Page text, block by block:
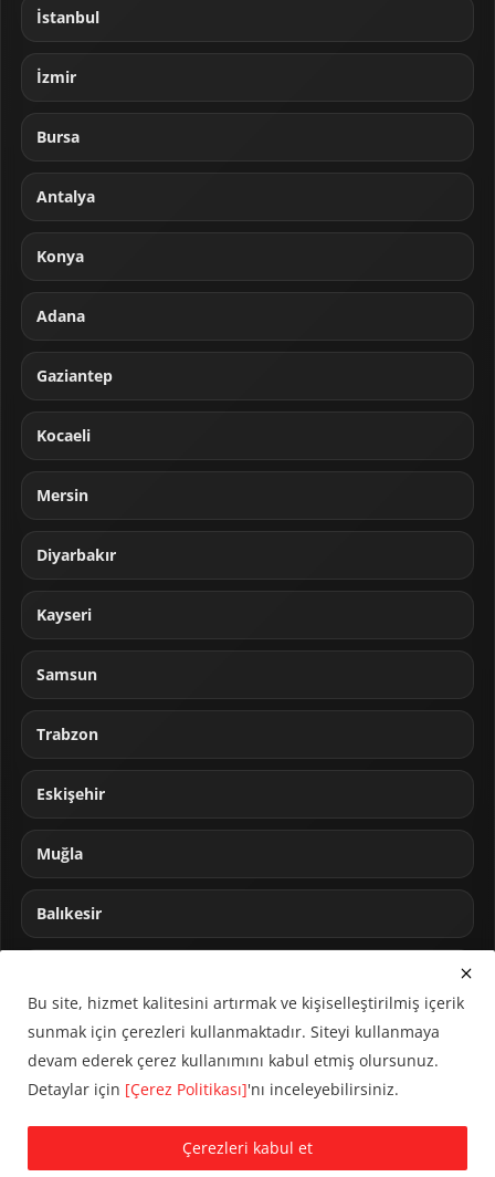
İstanbul
İzmir
Bursa
Antalya
Konya
Adana
Gaziantep
Kocaeli
Mersin
Diyarbakır
Kayseri
Samsun
Trabzon
Eskişehir
Muğla
Balıkesir
© 2024 CUMHA (Cumhur Haber Ajansı) Tüm hakları saklıdır.
KVKK Aydınlatma Metni
Çerez Politikası
Bu site, hizmet kalitesini artırmak ve kişiselleştirilmiş içerik
sunmak için çerezleri kullanmaktadır. Siteyi kullanmaya
devam ederek çerez kullanımını kabul etmiş olursunuz.
Detaylar için [Çerez Politikası]'nı inceleyebilirsiniz.
Çerezleri kabul et